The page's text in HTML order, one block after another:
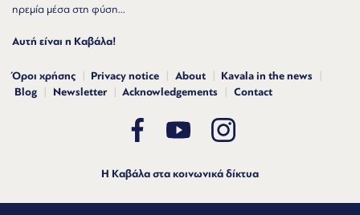
ηρεμία μέσα στη φύση...
Αυτή είναι η Καβάλα!
Όροι χρήσης Privacy notice About
Kavala in the news
Blog
Newsletter Acknowledgements Contact
Η Καβάλα στα κοινωνικά δίκτυα